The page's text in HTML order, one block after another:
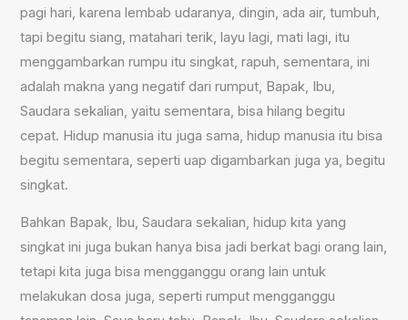
pagi hari, karena lembab udaranya, dingin, ada air, tumbuh,
tapi begitu siang, matahari terik, layu lagi, mati lagi, itu
menggambarkan rumpu itu singkat, rapuh, sementara, ini
adalah makna yang negatif dari rumput, Bapak, Ibu,
Saudara sekalian, yaitu sementara, bisa hilang begitu
cepat. Hidup manusia itu juga sama, hidup manusia itu bisa
begitu sementara, seperti uap digambarkan juga ya, begitu
singkat.
Bahkan Bapak, Ibu, Saudara sekalian, hidup kita yang
singkat ini juga bukan hanya bisa jadi berkat bagi orang lain,
tetapi kita juga bisa mengganggu orang lain untuk
melakukan dosa juga, seperti rumput mengganggu